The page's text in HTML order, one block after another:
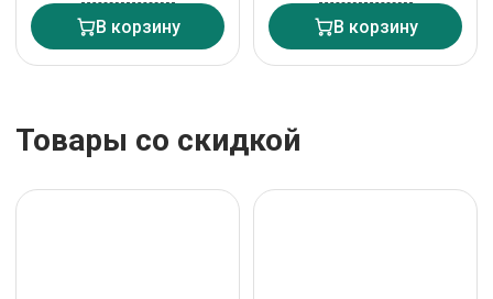
В корзину В корзину
Товары со скидкой